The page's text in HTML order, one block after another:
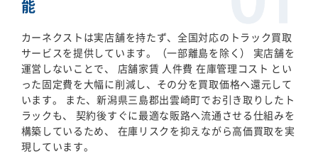
能
カーネクストは実店舗を持たず、全国対応のトラック買取
サービスを提供しています。（一部離島を除く） 実店舗を
運営しないことで、 店舗家賃 人件費 在庫管理コスト とい
った固定費を大幅に削減し、その分を買取価格へ還元して
います。 また、新潟県三島郡出雲崎町でお引き取りしたト
ラックも、 契約後すぐに最適な販路へ流通させる仕組みを
構築しているため、 在庫リスクを抑えながら高価買取を実
現しています。